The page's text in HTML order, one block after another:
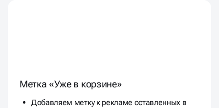
Метка «Уже в корзине»
Добавляем метку к рекламе оставленных в